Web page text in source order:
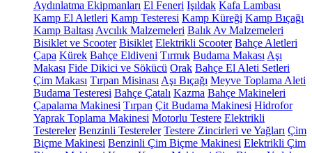
Aydınlatma Ekipmanları El Feneri Işıldak Kafa Lambası
Kamp El Aletleri Kamp Testeresi Kamp Küreği Kamp Bıçağı
Kamp Baltası Avcılık Malzemeleri Balık Av Malzemeleri
Bisiklet ve Scooter Bisiklet Elektrikli Scooter Bahçe Aletleri
Çapa Kürek Bahçe Eldiveni Tırmık Budama Makası Aşı
Makası Fide Dikici ve Sökücü Orak Bahçe El Aleti Setleri
Çim Makası Tırpan Misinası Aşı Bıçağı Meyve Toplama Aleti
Budama Testeresi Bahçe Çatalı Kazma Bahçe Makineleri
Çapalama Makinesi Tırpan Çit Budama Makinesi Hidrofor
Yaprak Toplama Makinesi Motorlu Testere Elektrikli
Testereler Benzinli Testereler Testere Zincirleri ve Yağları Çim
Biçme Makinesi Benzinli Çim Biçme Makinesi Elektrikli Çim